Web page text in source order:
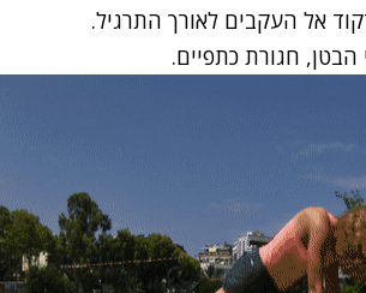
אל העקבים לאורך התרגיל.
הבטן, חגורת כתפיים.